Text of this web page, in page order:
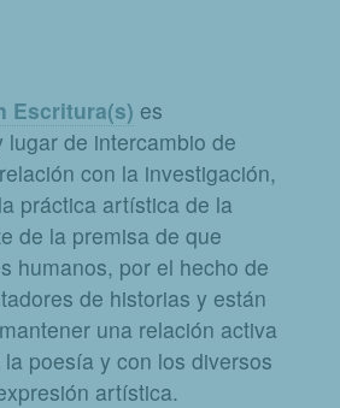
Escritura(s) es
lugar de intercambio de
con la investigación,
práctica artística de la
de la premisa de que
humanos, por el hecho de
de historias y están
una relación activa
poesía y con los diversos
artística.